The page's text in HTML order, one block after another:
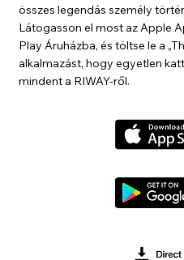
összes legendás személy
Látogasson el most az Apple
Play Áruházba, és töltse le a
alkalmazást, hogy egyetlen
mindent a RIWAY-ről.